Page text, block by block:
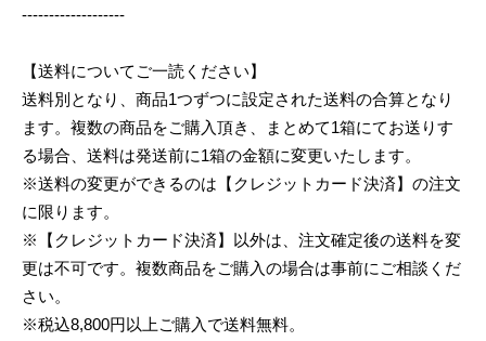
-------------------
【送料についてご一読ください】
送料別となり、商品1つずつに設定された送料の合算となり
ます。複数の商品をご購入頂き、まとめて1箱にてお送りす
る場合、送料は発送前に1箱の金額に変更いたします。
※送料の変更ができるのは【クレジットカード決済】の注文
に限ります。
※【クレジットカード決済】以外は、注文確定後の送料を変
更は不可です。複数商品をご購入の場合は事前にご相談くだ
さい。
※税込8,800円以上ご購入で送料無料。